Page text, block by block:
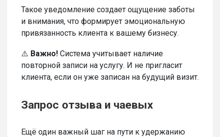
Такое уведомление создает ощущение заботы
и внимания, что формирует эмоциональную
привязанность клиента к вашему бизнесу.
⚠️ Важно! Система учитывает наличие
повторной записи на услугу. И не пригласит
клиента, если он уже записан на будущий визит.
Запрос отзыва и чаевых
Ещё один важный шаг на пути к удержанию